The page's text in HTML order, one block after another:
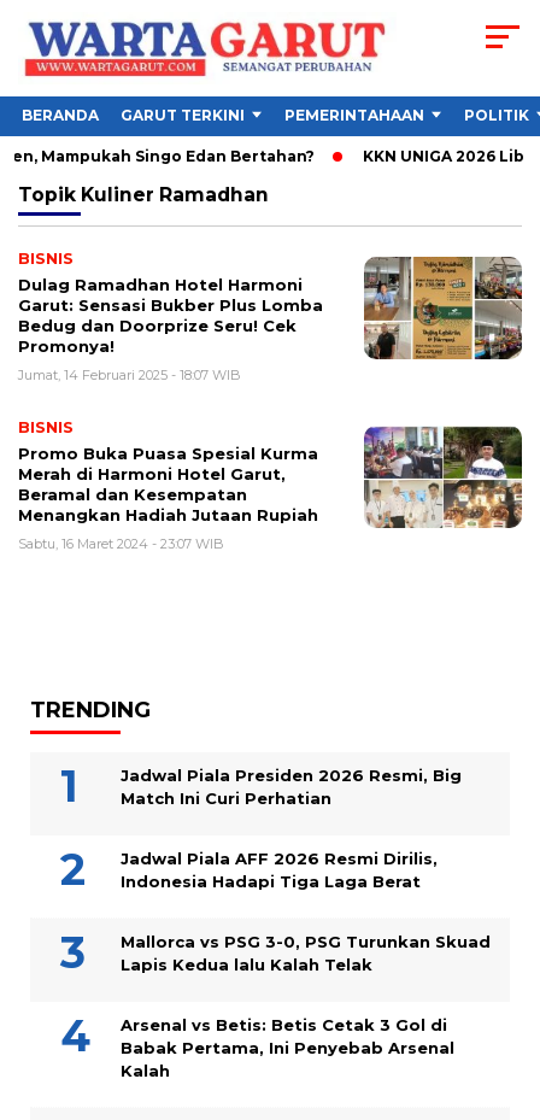
BERANDA GARUT TERKINI PEMERINTAHAAN POLITIK
Mampukah Singo Edan Bertahan? KKN UNIGA 2026
Topik Kuliner Ramadhan
BISNIS
Dulag Ramadhan Hotel Harmoni
Garut: Sensasi Bukber Plus Lomba
Bedug dan Doorprize Seru! Cek
Promonya!
Jumat, 14 Februari 2025 - 18:07 WIB
BISNIS
Promo Buka Puasa Spesial Kurma
Merah di Harmoni Hotel Garut,
Beramal dan Kesempatan
Menangkan Hadiah Jutaan Rupiah
Sabtu, 16 Maret 2024 - 23:07 WIB
TRENDING
Jadwal Piala Presiden 2026 Resmi, Big
Match Ini Curi Perhatian
Jadwal Piala AFF 2026 Resmi Dirilis,
Indonesia Hadapi Tiga Laga Berat
Mallorca vs PSG 3-0, PSG Turunkan Skuad
Lapis Kedua lalu Kalah Telak
Arsenal vs Betis: Betis Cetak 3 Gol di
Babak Pertama, Ini Penyebab Arsenal
Kalah